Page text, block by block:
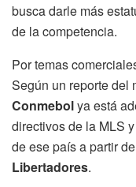
busca darle más
de la competencia.
Por temas
Según un reporte del
Conmebolya está
directivos de la MLS
de ese país a partir
Libertadores.